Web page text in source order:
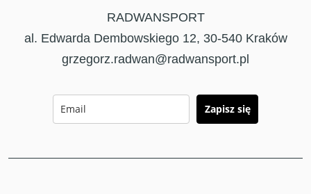
RADWANSPORT
al. Edwarda Dembowskiego 12, 30-540 Kraków
grzegorz.radwan@radwansport.pl
Zapisz się